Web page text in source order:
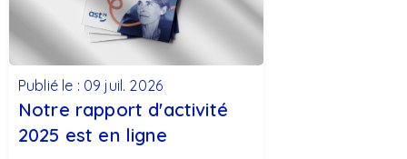
Publié le : 09 juil. 2026
Notre rapport d'activité
2025 est en ligne